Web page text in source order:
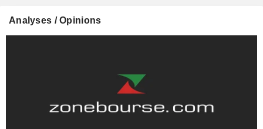
Analyses / Opinions